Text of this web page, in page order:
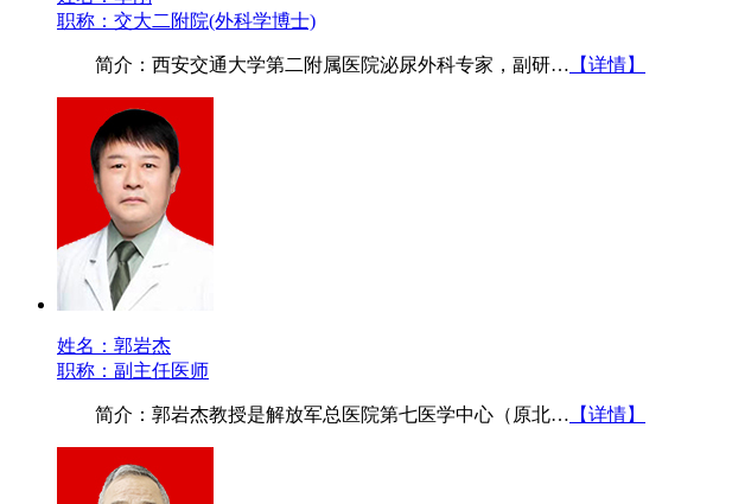
职称：交大二附院(外科学博士)
简介：西安交通大学第二附属医院泌尿外科专家，副研… 【详情】
姓名：郭岩杰
职称：副主任医师
简介：郭岩杰教授是解放军总医院第七医学中心（原北… 【详情】